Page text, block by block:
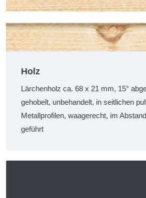
Holz
Lärchenholz ca. 68 x 21 mm, 15°
gehobelt, unbehandelt, in seitlichen
Metallprofilen, waagerecht, im
geführt